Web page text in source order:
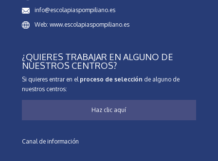
info@escolapiaspompiliano.es
Web: www.escolapiaspompiliano.es
¿QUIERES TRABAJAR EN ALGUNO DE
NUESTROS CENTROS?
Si quieres entrar en el proceso de selección de alguno de
nuestros centros:
Haz clic aquí
Canal de información